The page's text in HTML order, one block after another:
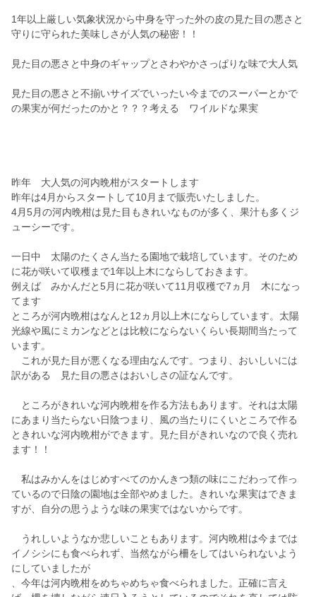
1年以上厳しい気象状況から中身を守った外の皮の見た目の悪さと
守りに守られた美味しさが人気の秘密！！
見た目の悪さと中身のギャップとさわやかさっぱりな味で大人気
見た目の悪さと不揃いサイズでいったい今までのスーパーとかで
の果実が何だったのかと？？？考える ワイルドな果実
昨年 大人気の河内晩柑がスタートします
昨年は4月からスタートして10月まで販売いたしました。
4月5月の河内晩柑は見た目もきれいなものが多く、果汁も多くジ
ューシーです。
一日中 太陽のたくさん当たる園地で栽培しています。そのため
に花が咲いて収穫まで1年以上木にならしておきます。
例えば みかんだと5月に花が咲いて11月収穫で7ヵ月 木になっ
てます
ところが河内晩柑はなんと12ヵ月以上木にならしています。太陽
光線や風にミカンなどとは比較にならないくらい長期間当たって
います。
これが見た目が悪くなる理由なんです。つまり、おいしいには
訳がある 見た目の悪さはおいしさの証なんです。
ところがきれいな河内晩柑を作る方法もあります。それは太陽
にあまり当たらない日陰つまり、風の当たりにくいところで作る
ときれいな河内晩柑ができます。見た目がきれいなので良く売れ
ます！！
私はみかんをはじめすべてのかんきつ類の味にこだわって作っ
ているので日陰の園地は全部やめました。きれいな果実はできま
すが、自分の思うような味の果実ではないからです。
うれしいようなか悲しいこともあります。河内晩柑は今までは
イノシシにも食べられず、当然ながら柵をしてはいられないよう
にしていましたが
、今年は河内晩柑をめちゃめちゃ食べられました。正確に言え